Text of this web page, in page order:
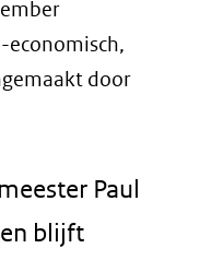
economisch,
door
Paul
blijft